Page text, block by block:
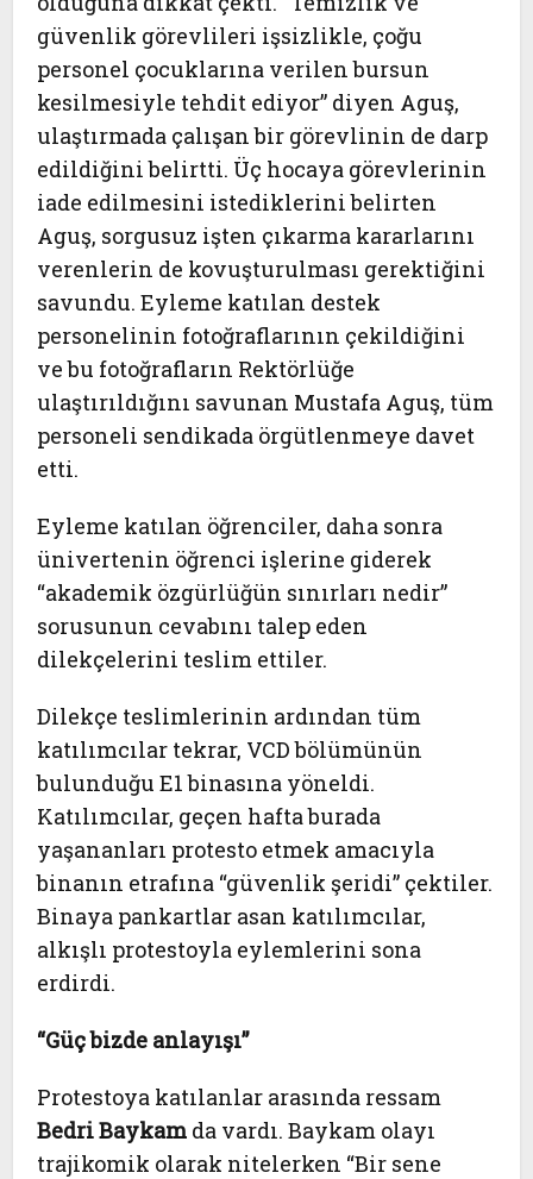
güvenlik görevlileri işsizlikle, çoğu
personel çocuklarına verilen bursun
kesilmesiyle tehdit ediyor” diyen Aguş,
ulaştırmada çalışan bir görevlinin de darp
edildiğini belirtti. Üç hocaya görevlerinin
iade edilmesini istediklerini belirten
Aguş, sorgusuz işten çıkarma kararlarını
verenlerin de kovuşturulması gerektiğini
savundu. Eyleme katılan destek
personelinin fotoğraflarının çekildiğini
ve bu fotoğrafların Rektörlüğe
ulaştırıldığını savunan Mustafa Aguş, tüm
personeli sendikada örgütlenmeye davet
etti.
Eyleme katılan öğrenciler, daha sonra
ünivertenin öğrenci işlerine giderek
“akademik özgürlüğün sınırları nedir”
sorusunun cevabını talep eden
dilekçelerini teslim ettiler.
Dilekçe teslimlerinin ardından tüm
katılımcılar tekrar, VCD bölümünün
bulunduğu E1 binasına yöneldi.
Katılımcılar, geçen hafta burada
yaşananları protesto etmek amacıyla
binanın etrafına “güvenlik şeridi” çektiler.
Binaya pankartlar asan katılımcılar,
alkışlı protestoyla eylemlerini sona
erdirdi.
“Güç bizde anlayışı”
Protestoya katılanlar arasında ressam
Bedri Baykam da vardı. Baykam olayı
trajikomik olarak nitelerken “Bir sene